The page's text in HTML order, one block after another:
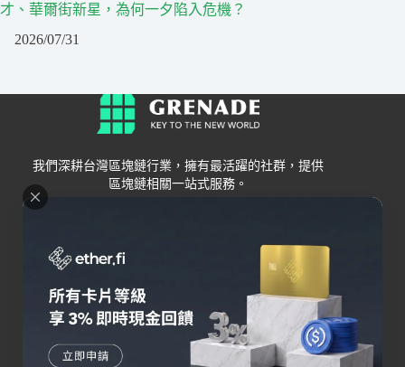
才、華爾街新星，為何一夕陷入危機？
2026/07/31
我們深耕台灣區塊鏈行業，擁有最活躍的社群，提供
區塊鏈相關一站式服務。
Grenade
關於我們
聯絡我們
錢包
交易所
Bybit
OKX
HOYA BIT